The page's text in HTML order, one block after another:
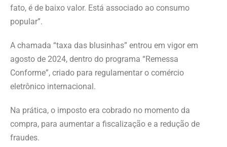
fato, é de baixo valor. Está associado ao consumo
popular”.
A chamada “taxa das blusinhas” entrou em vigor em
agosto de 2024, dentro do programa “Remessa
Conforme”, criado para regulamentar o comércio
eletrônico internacional.
Na prática, o imposto era cobrado no momento da
compra, para aumentar a fiscalização e a redução de
fraudes.